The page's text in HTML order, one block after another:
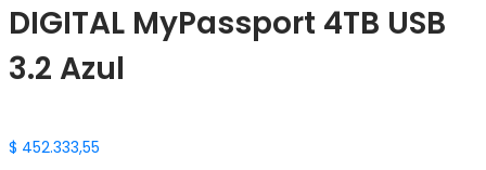
DIGITAL MyPassport 4TB USB
3.2 Azul
$ 452.333,55